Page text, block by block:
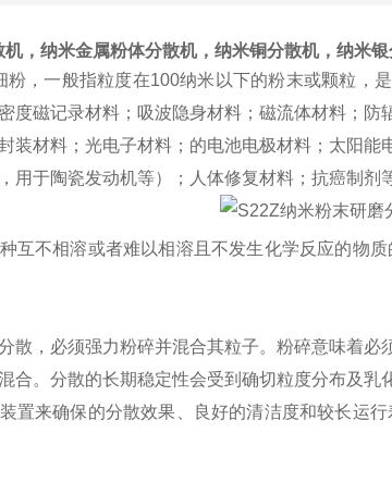
， 纳米金属粉体分散机，纳米铜分散机，纳米
粉，一般指粒度在100纳米以下的粉末或颗粒，
度磁记录材料；吸波隐身材料；磁流体材料；
装材料；光电子材料；的电池电极材料；太阳
用于陶瓷发动机等）；人体修复材料；抗癌制剂
互不相溶或者难以相溶且不发生化学反应的物
散，必须强力粉碎并混合其粒子。粉碎意味着
合。分散的长期稳定性会受到确切粒度分布及乳
置来确保的分散效果、良好的清洁度和较长运